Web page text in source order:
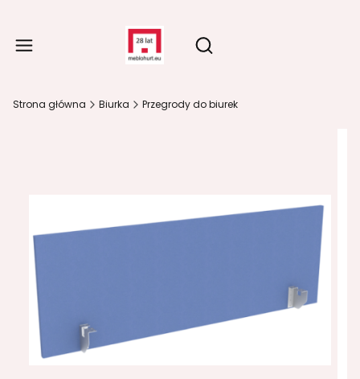
Otwórz wyszukiwarkę
Strona główna Biurka Przegrody do biurek